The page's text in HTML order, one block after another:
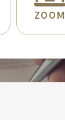
ZOOM